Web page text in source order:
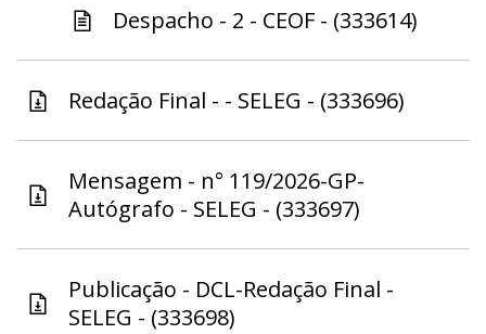
Despacho - 2 - CEOF - (333614)
Redação Final - - SELEG - (333696)
Mensagem - n° 119/2026-GP-
Autógrafo - SELEG - (333697)
Publicação - DCL-Redação Final -
SELEG - (333698)